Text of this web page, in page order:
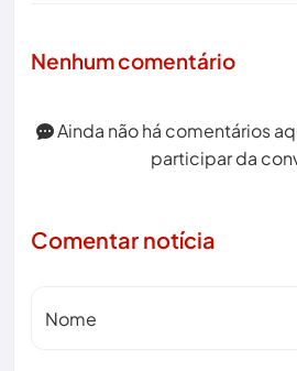
Nenhum comentário
Ainda não há comentários
participar da
Comentar notícia
Nome